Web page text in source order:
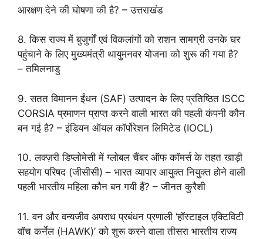
आरक्षण देने की घोषणा की है? – उत्तराखंड
8. किस राज्य में बुजुर्गों एवं विकलांगों को राशन सामग्री उनके घर
पहुंचाने के लिए मुख्यमंत्री थायुमनवर योजना को शुरू की गया है?
– तमिलनाडु
9. सतत विमानन ईंधन (SAF) उत्पादन के लिए प्रतिष्ठित ISCC
CORSIA प्रमाणन प्राप्त करने वाली भारत की पहली कंपनी कौन
बन गई है? – इंडियन ऑयल कॉर्पोरेशन लिमिटेड (IOCL)
10. लक्ज़री डिप्लोमेसी में ग्लोबल चैंबर ऑफ कॉमर्स के तहत खाड़ी
सहयोग परिषद (जीसीसी) – भारत व्यापार आयुक्त नियुक्त होने वाली
पहली भारतीय महिला कौन बन गयी हैं? – जीनत कुरैशी
11. वन और वन्यजीव अपराध प्रबंधन प्रणाली ‘हॉस्टाइल एक्टिविटी
वॉच कर्नेल (HAWK)’ को शुरू करने वाला तीसरा भारतीय राज्य